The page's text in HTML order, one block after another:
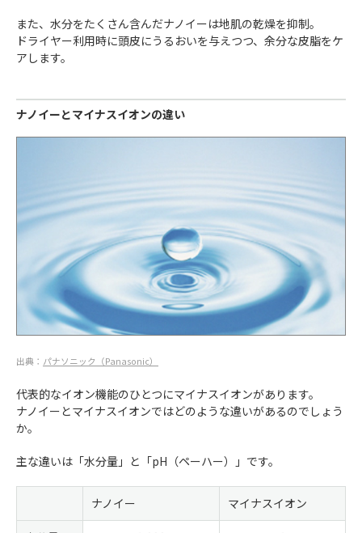
また、水分をたくさん含んだナノイーは地肌の乾燥を抑制。
ドライヤー利用時に頭皮にうるおいを与えつつ、余分な皮脂をケ
アします。
ナノイーとマイナスイオンの違い
出典： パナソニック（Panasonic）
代表的なイオン機能のひとつにマイナスイオンがあります。
ナノイーとマイナスイオンではどのような違いがあるのでしょう
か。
主な違いは「水分量」と「pH（ペーハー）」です。
ナノイー マイナスイオン